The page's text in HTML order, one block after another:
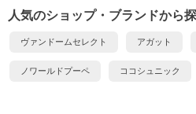
人気のショップ・ブランドから
ヴァンドームセレクト アガット
ノワールドプーペ ココシュニック